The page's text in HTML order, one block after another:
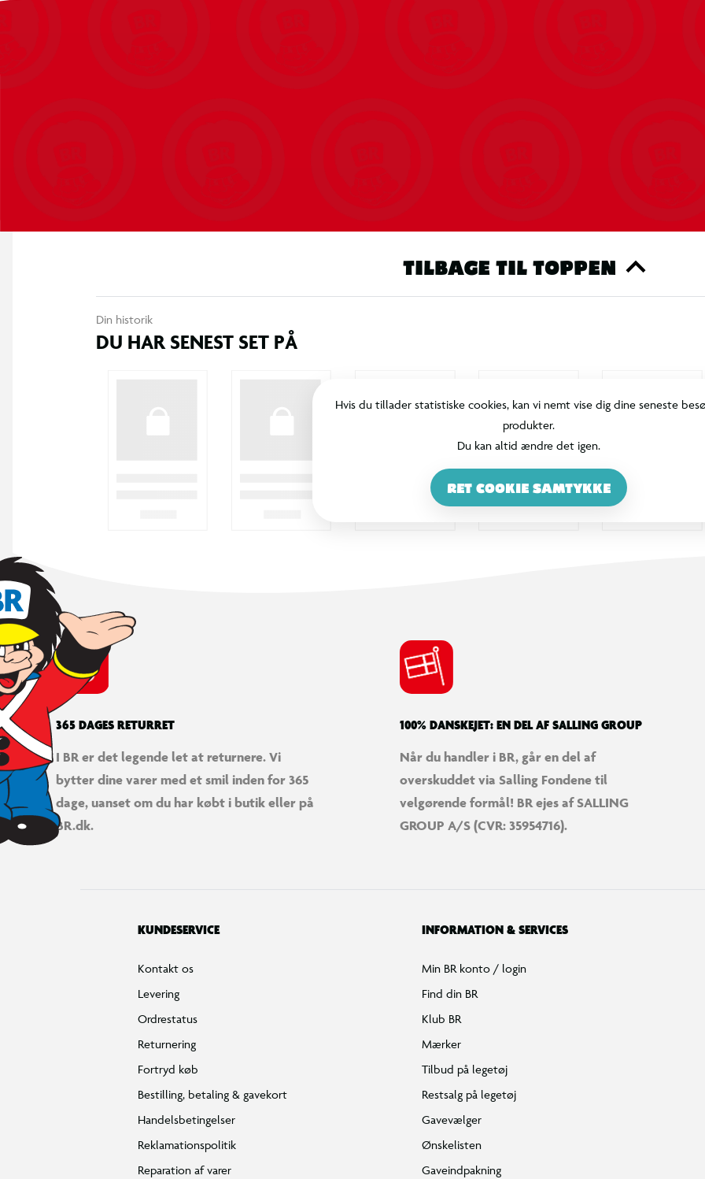
TILBAGE TIL TOPPEN
Din historik
DU HAR SENEST SET PÅ
Hvis du tillader statistiske cookies, kan vi nemt vise dig dine seneste
produkter.
Du kan altid ændre det igen.
RET COOKIE SAMTYKKE
365 DAGES RETURRET
I BR er det legende let at returnere. Vi
bytter dine varer med et smil inden for 365
dage, uanset om du har købt i butik eller på
BR.dk.
100% DANSKEJET: EN DEL AF SALLING GROUP
Når du handler i BR, går en del af
overskuddet via Salling Fondene til
velgørende formål! BR ejes af SALLING
GROUP A/S (CVR: 35954716).
KUNDESERVICE
Kontakt os
Levering
Ordrestatus
Returnering
Fortryd køb
Bestilling, betaling & gavekort
Handelsbetingelser
Reklamationspolitik
Reparation af varer
INFORMATION & SERVICES
Min BR konto / login
Find din BR
Klub BR
Mærker
Tilbud på legetøj
Restsalg på legetøj
Gavevælger
Ønskelisten
Gaveindpakning